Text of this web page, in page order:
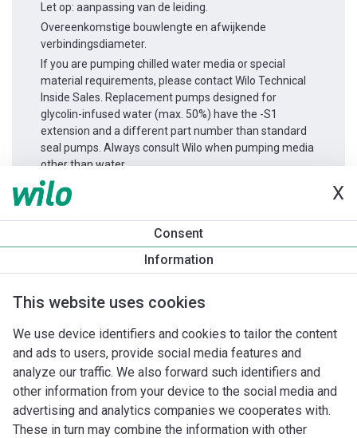
X
Consent
Information
This website uses cookies
We use device identifiers and cookies to tailor the content
and ads to users, provide social media features and
analyze our traffic. We also forward such identifiers and
other information from your device to the social media and
advertising and analytics companies we cooperates with.
These in turn may combine the information with other
Let op: aanpassing van de leiding.
Overeenkomstige bouwlengte en afwijkende
verbindingsdiameter.
If you are pumping chilled water media or special
material requirements, please contact Wilo Technical
Inside Sales. Replacement pumps designed for
glycolin-infused water (max. 50%) have the -S1
extension and a different part number than standard
seal pumps. Always consult Wilo when pumping media
other than water.
Productinformatie